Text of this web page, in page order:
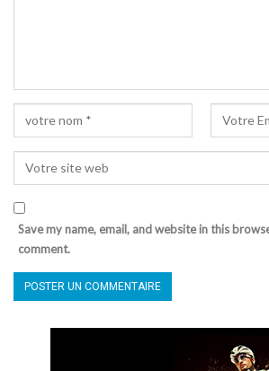
Save my name, email, and website in this
comment.